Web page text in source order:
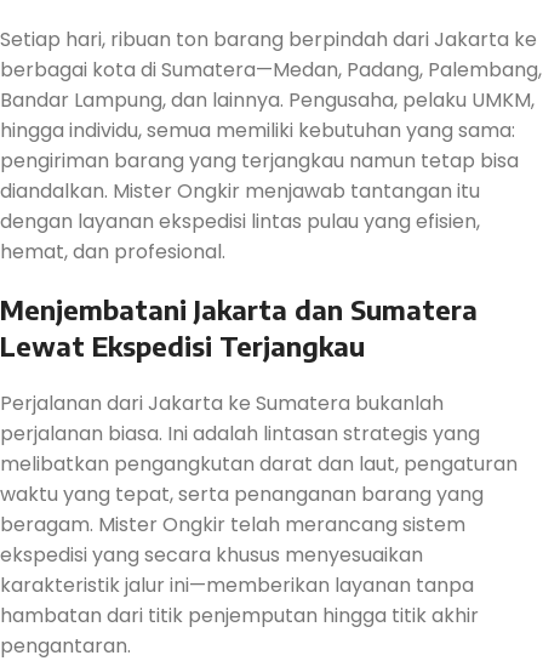
Setiap hari, ribuan ton barang berpindah dari Jakarta ke
berbagai kota di Sumatera—Medan, Padang, Palembang,
Bandar Lampung, dan lainnya. Pengusaha, pelaku UMKM,
hingga individu, semua memiliki kebutuhan yang sama:
pengiriman barang yang terjangkau namun tetap bisa
diandalkan. Mister Ongkir menjawab tantangan itu
dengan layanan ekspedisi lintas pulau yang efisien,
hemat, dan profesional.
Menjembatani Jakarta dan Sumatera
Lewat Ekspedisi Terjangkau
Perjalanan dari Jakarta ke Sumatera bukanlah
perjalanan biasa. Ini adalah lintasan strategis yang
melibatkan pengangkutan darat dan laut, pengaturan
waktu yang tepat, serta penanganan barang yang
beragam. Mister Ongkir telah merancang sistem
ekspedisi yang secara khusus menyesuaikan
karakteristik jalur ini—memberikan layanan tanpa
hambatan dari titik penjemputan hingga titik akhir
pengantaran.